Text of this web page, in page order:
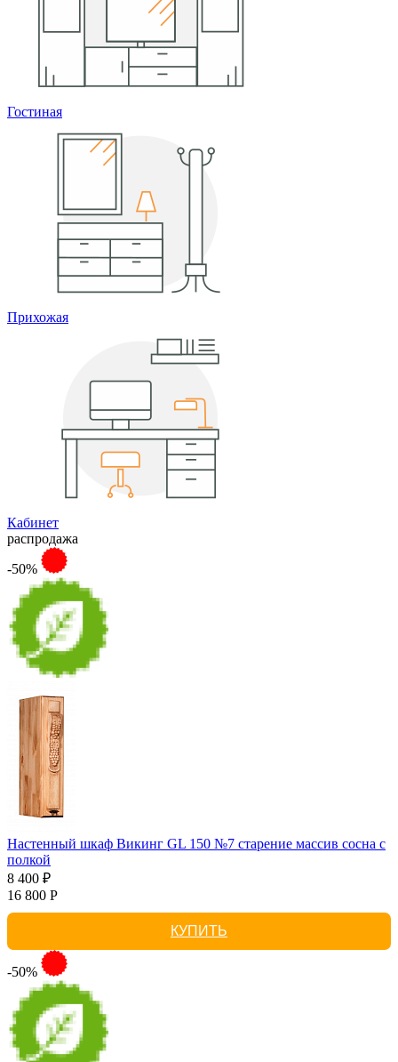
Гостиная
Прихожая
Кабинет
распродажа
-50%
Настенный шкаф Викинг GL 150 №7 старение массив сосна с
полкой
8 400 ₽
16 800 Р
КУПИТЬ
-50%